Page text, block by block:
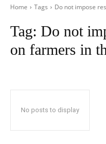
Home Tags Do not impose
Tag: Do not
on farmers in
No posts to display